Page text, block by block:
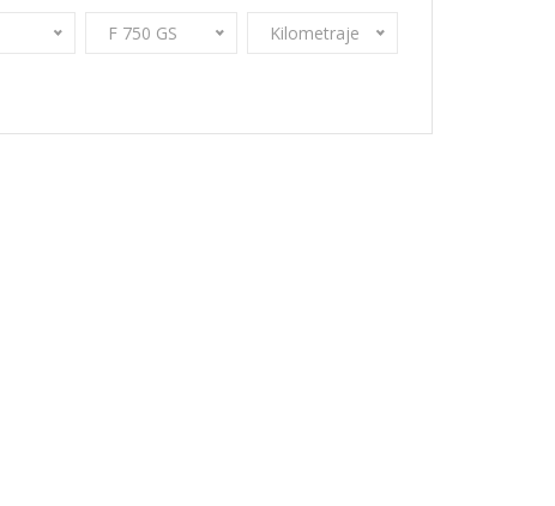
F 750 GS Kilometraje